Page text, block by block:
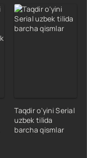
Taqdir o'yini Serial
uzbek tilida
barcha qismlar